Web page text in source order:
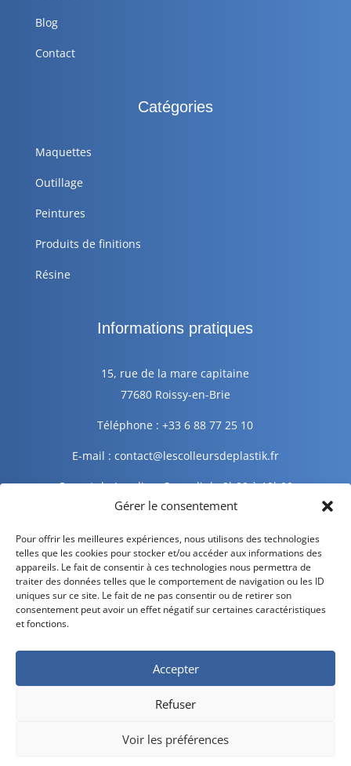
Gérer le consentement
Pour offrir les meilleures expériences, nous utilisons des technologies
telles que les cookies pour stocker et/ou accéder aux informations des
appareils. Le fait de consentir à ces technologies nous permettra de
traiter des données telles que le comportement de navigation ou les ID
uniques sur ce site. Le fait de ne pas consentir ou de retirer son
consentement peut avoir un effet négatif sur certaines caractéristiques
et fonctions.
Accepter
Refuser
Voir les préférences
Blog
Contact
Catégories
Maquettes
Outillage
Peintures
Produits de finitions
Résine
Informations pratiques
15, rue de la mare capitaine
77680 Roissy-en-Brie
Téléphone : +33 6 88 77 25 10
E-mail : contact@lescolleursdeplastik.fr
Ouvert du Lundi au Samedi de 9h00 à 19h00
Informations légales
Mentions légales
Politique de confidentialité